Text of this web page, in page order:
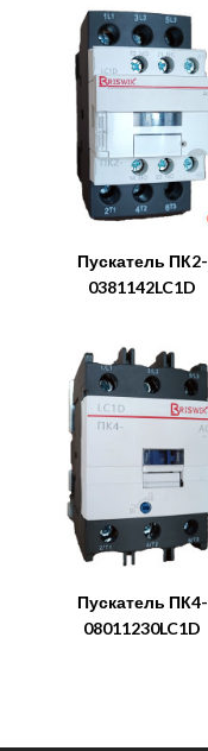
Пускатель ПК2-
0381142LC1D
Пускатель ПК4-
08011230LC1D